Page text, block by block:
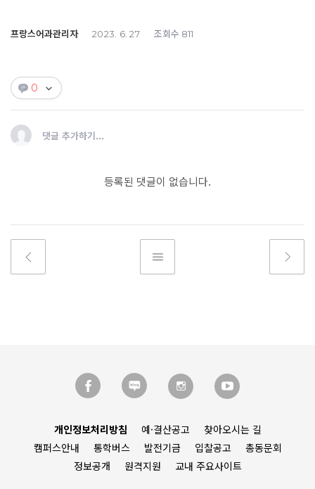
프랑스어과관리자 2023. 6. 27 조회수 811
0
댓글 추가하기...
등록된 댓글이 없습니다.
개인정보처리방침 예·결산공고
찾아오시는 길
캠퍼스안내
통학버스 발전기금 입찰공고
총동문회
정보공개
원격지원 교내 주요사이트